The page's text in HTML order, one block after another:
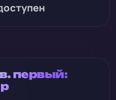
истории чата
первый: